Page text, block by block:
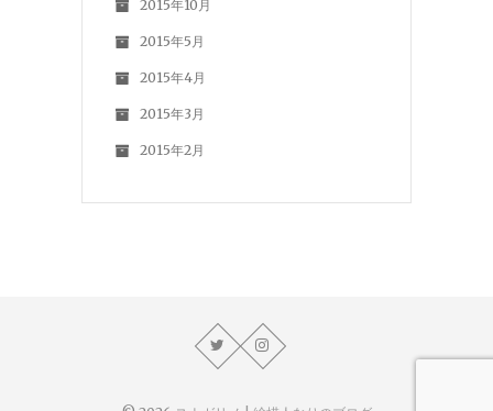
2015年10月
2015年5月
2015年4月
2015年3月
2015年2月